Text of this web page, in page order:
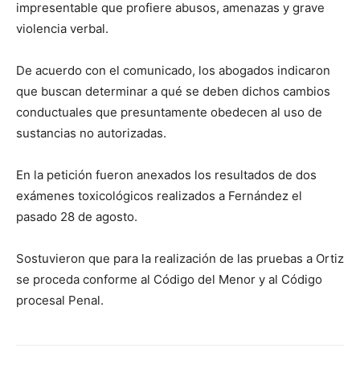
impresentable que profiere abusos, amenazas y grave
violencia verbal.
De acuerdo con el comunicado, los abogados indicaron
que buscan determinar a qué se deben dichos cambios
conductuales que presuntamente obedecen al uso de
sustancias no autorizadas.
En la petición fueron anexados los resultados de dos
exámenes toxicológicos realizados a Fernández el
pasado 28 de agosto.
Sostuvieron que para la realización de las pruebas a Ortiz
se proceda conforme al Código del Menor y al Código
procesal Penal.